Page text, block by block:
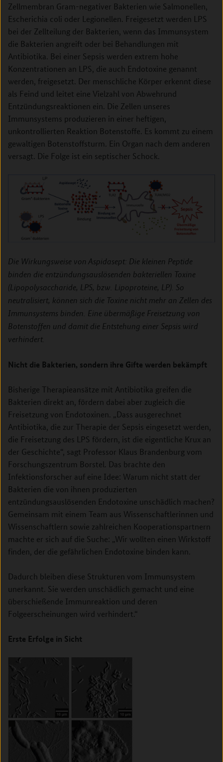
Zellmembran Gram-negativer Bakterien wie Salmonellen,
Escherichia coli oder Legionellen. Freigesetzt werden LPS
bei der Zellteilung der Bakterien, wenn das Immunsystem
die Bakterien angreift oder bei Behandlungen mit
Antibiotika. Bei einer Sepsis werden extrem hohe
Konzentrationen an LPS, die auch Endotoxine genannt
werden, freigesetzt. Der menschliche Körper erkennt diese
als Feind und leitet eine Vielzahl von Abwehrund
Entzündungsreaktionen ein. Die Zellen unseres
Immunsystems produzieren in einer heftigen,
unkontrollierten Reaktion Botenstoffe. Es kommt zu einem
gewaltigen Botenstoffsturm. Ein Organ nach dem anderen
versagt. Die Folge ist ein septischer Schock.
Die Wirkungsweise von Aspidasept: Die kleinen Peptide
binden die entzündungsauslösenden bakteriellen Toxine
(Lipopolysaccharide, LPS, bzw. Lipoproteine, LP). So
neutralisiert, können sich die Toxine nicht mehr an Zellen des
Immunsystems binden. Eine übermäßige Freisetzung von
Botenstoffen und damit die Entstehung einer Sepsis wird
verhindert.
Nicht die Bakterien, sondern ihre Gifte werden bekämpft
Bisherige Therapieansätze mit Antibiotika greifen die
Bakterien direkt an, fördern dabei aber zugleich die
Freisetzung von Endotoxinen. „Dass ausgerechnet
Antibiotika, die zur Therapie der Sepsis eingesetzt werden,
die Freisetzung des LPS fördern, ist die eigentliche Krux an
der Geschichte“, sagt Professor Klaus Brandenburg vom
Forschungszentrum Borstel. Das brachte den
Infektionsforscher auf eine Idee: Warum nicht statt der
Bakterien die von ihnen produzierten
entzündungsauslösenden Endotoxine unschädlich machen?
Gemeinsam mit einem Team aus Wissenschaftlerinnen und
Wissenschaftlern sowie zahlreichen Kooperationspartnern
machte er sich auf die Suche: „Wir wollten einen Wirkstoff
finden, der die gefährlichen Endotoxine binden kann.
Dadurch bleiben diese Strukturen vom Immunsystem
unerkannt. Sie werden unschädlich gemacht und eine
überschießende Immunreaktion und deren
Folgeerscheinungen wird verhindert.“
Erste Erfolge in Sicht